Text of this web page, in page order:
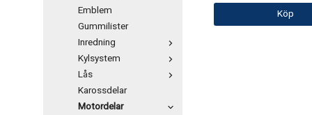
Emblem
Gummilister
Inredning
Kylsystem
Lås
Karossdelar
Motordelar
Köp